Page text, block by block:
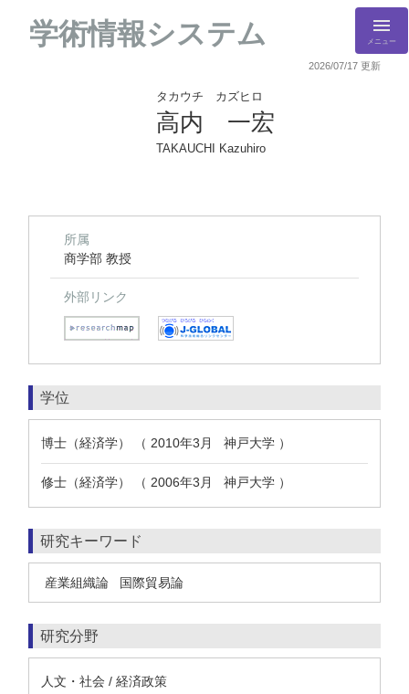
学術情報システム メニュー
2026/07/17 更新
タカウチ カズヒロ
高内 一宏
TAKAUCHI Kazuhiro
所属
商学部 教授
外部リンク
学位
博士（経済学） （ 2010年3月 神戸大学 ）
修士（経済学） （ 2006年3月 神戸大学 ）
研究キーワード
産業組織論 国際貿易論
研究分野
人文・社会 / 経済政策